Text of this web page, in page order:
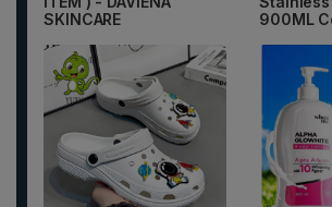
SKINCARE
900ML